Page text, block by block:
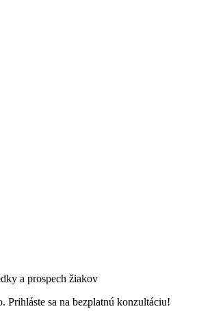
a prospech žiakov
Prihláste sa na bezplatnú konzultáciu!